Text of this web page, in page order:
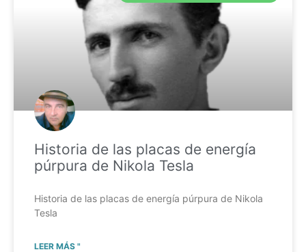
Historia de las placas de energía
púrpura de Nikola Tesla
Historia de las placas de energía púrpura de Nikola
Tesla
LEER MÁS "